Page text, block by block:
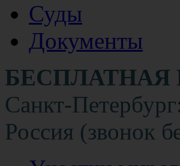
Суды
Документы
БЕСПЛАТНАЯ
Санкт-
Россия (звонок